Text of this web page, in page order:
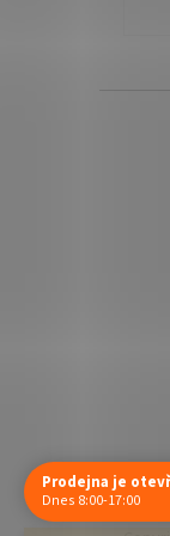
Prodejna je
Dnes 8:00-17:00